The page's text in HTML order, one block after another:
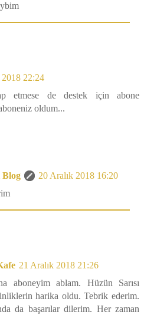
2018 22:24
etmese de destek için abone
oldum...
Blog
20 Aralık 2018 16:20
21 Aralık 2018 21:26
aboneyim ablam. Hüzün Sarısı
harika oldu. Tebrik ederim.
da başarılar dilerim. Her zaman